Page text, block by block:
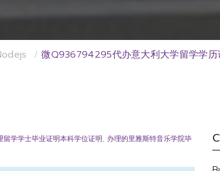
微Q936794295代办意大利大学留学学历
留学学士毕业证明本科学位证明, 办理的里雅斯特音乐学院毕